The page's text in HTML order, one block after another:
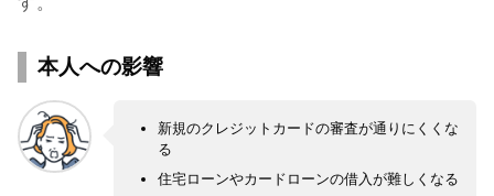
本人への影響
新規のクレジットカードの審査が通りにくくな
る
住宅ローンやカードローンの借入が難しくなる